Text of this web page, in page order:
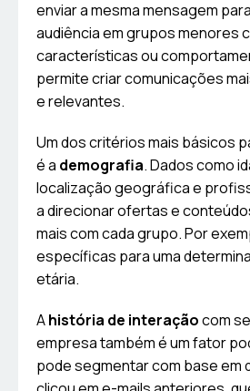
enviar a mesma mensagem
audiência em grupos menores
características ou
permite criar comunicações
e relevantes.
Um dos critérios mais básicos
é a demografia. Dados como
localização geográfica e
a direcionar ofertas e
mais com cada grupo. Por
específicas para uma
etária.
Ahistória de interaçãocom
empresa também é um fator
pode segmentar com base em